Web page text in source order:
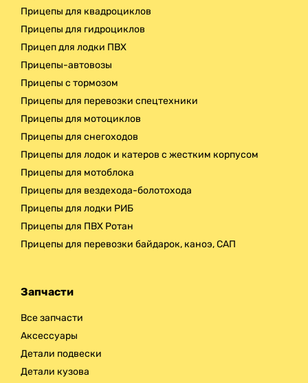
Прицепы для квадроциклов
Прицепы для гидроциклов
Прицеп для лодки ПВХ
Прицепы-автовозы
Прицепы с тормозом
Прицепы для перевозки спецтехники
Прицепы для мотоциклов
Прицепы для снегоходов
Прицепы для лодок и катеров с жестким корпусом
Прицепы для мотоблока
Прицепы для вездехода-болотохода
Прицепы для лодки РИБ
Прицепы для ПВХ Ротан
Прицепы для перевозки байдарок, каноэ, САП
Запчасти
Все запчасти
Аксессуары
Детали подвески
Детали кузова